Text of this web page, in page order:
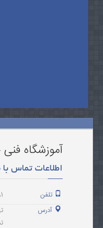
آموزشگاه
اطلاعات تماس با
تلفن
آدرس